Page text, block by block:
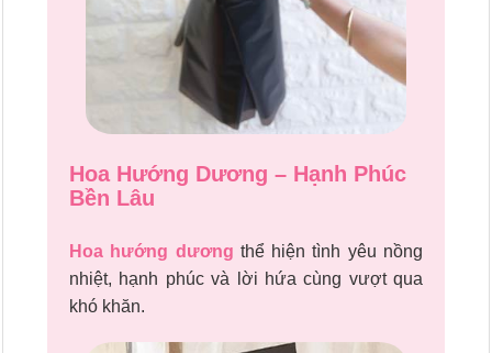
Hoa Hướng Dương – Hạnh Phúc
Bền Lâu
Hoa hướng dương thể hiện tình yêu nồng
nhiệt, hạnh phúc và lời hứa cùng vượt qua
khó khăn.